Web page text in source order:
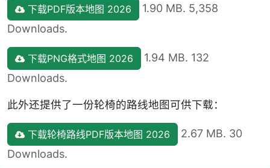
下载PDF版本地图 2026
1.90 MB. 5,358
Downloads.
下载PNG格式地图 2026
1.94 MB. 132
Downloads.
此外还提供了一份轮椅的路线地图可供下载：
下载轮椅路线PDF版本地图 2026
2.67 MB. 30
Downloads.